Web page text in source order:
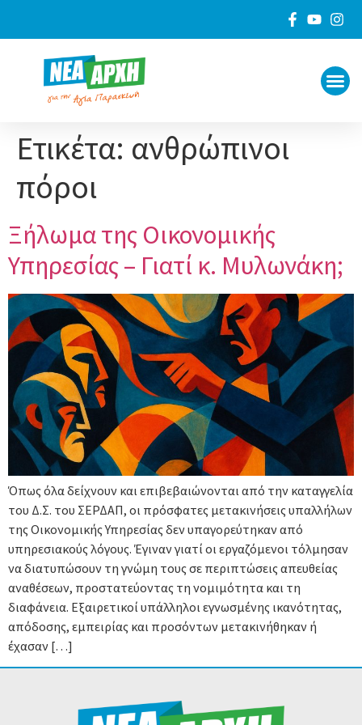
Ετικέτα: ανθρώπινοι
πόροι
Ξήλωμα της Οικονομικής
Υπηρεσίας – Γιατί κ. Μυλωνάκη;
Όπως όλα δείχνουν και επιβεβαιώνονται από την καταγγελία
του Δ.Σ. του ΣΕΡΔΑΠ, οι πρόσφατες μετακινήσεις υπαλλήλων
της Οικονομικής Υπηρεσίας δεν υπαγορεύτηκαν από
υπηρεσιακούς λόγους. Έγιναν γιατί οι εργαζόμενοι τόλμησαν
να διατυπώσουν τη γνώμη τους σε περιπτώσεις απευθείας
αναθέσεων, προστατεύοντας τη νομιμότητα και τη
διαφάνεια. Εξαιρετικοί υπάλληλοι εγνωσμένης ικανότητας,
απόδοσης, εμπειρίας και προσόντων μετακινήθηκαν ή
έχασαν […]